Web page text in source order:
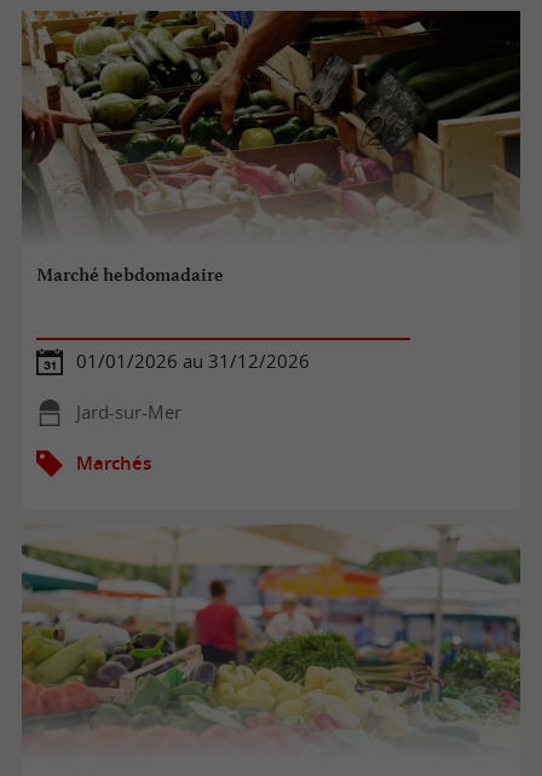
Marché hebdomadaire
01/01/2026 au 31/12/2026
Jard-sur-Mer
Marchés